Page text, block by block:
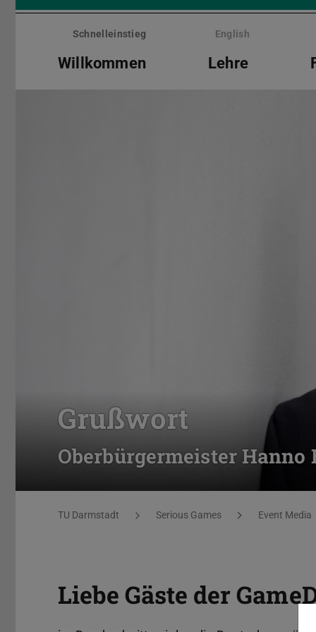
Menü
überspringenSchnelleinstieg English
Willkommen Lehre
Grußwort
Oberbürgermeister Hanno
Sie befinden sich hier:
TU Darmstadt Serious Games Event Media
Liebe Gäste der